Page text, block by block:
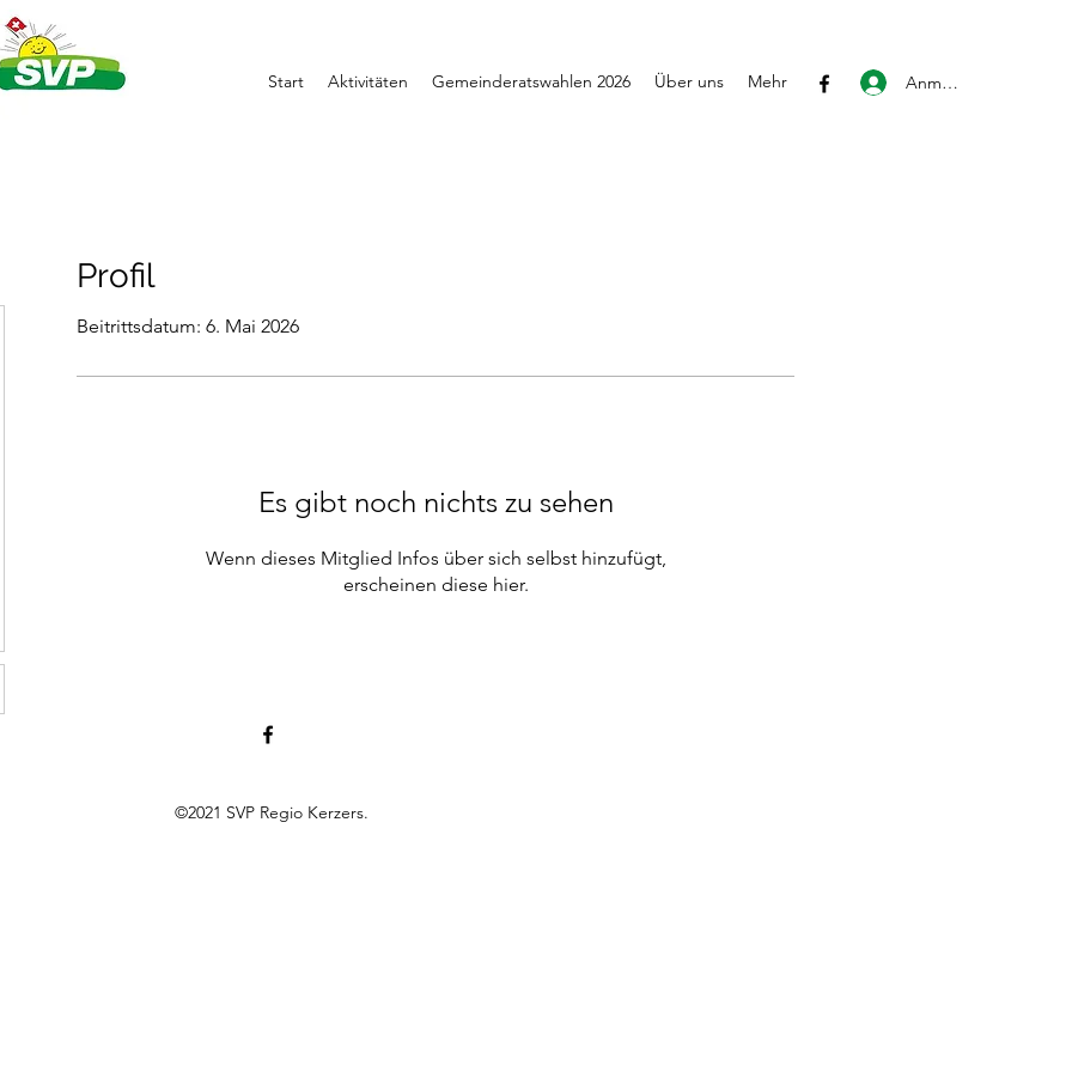
Start Aktivitäten Gemeinderatswahlen 2026 Über uns Mehr Anmelden
Profil
Beitrittsdatum: 6. Mai 2026
Es gibt noch nichts zu sehen
Wenn dieses Mitglied Infos über sich selbst hinzufügt,
erscheinen diese hier.
©2021 SVP Regio Kerzers.